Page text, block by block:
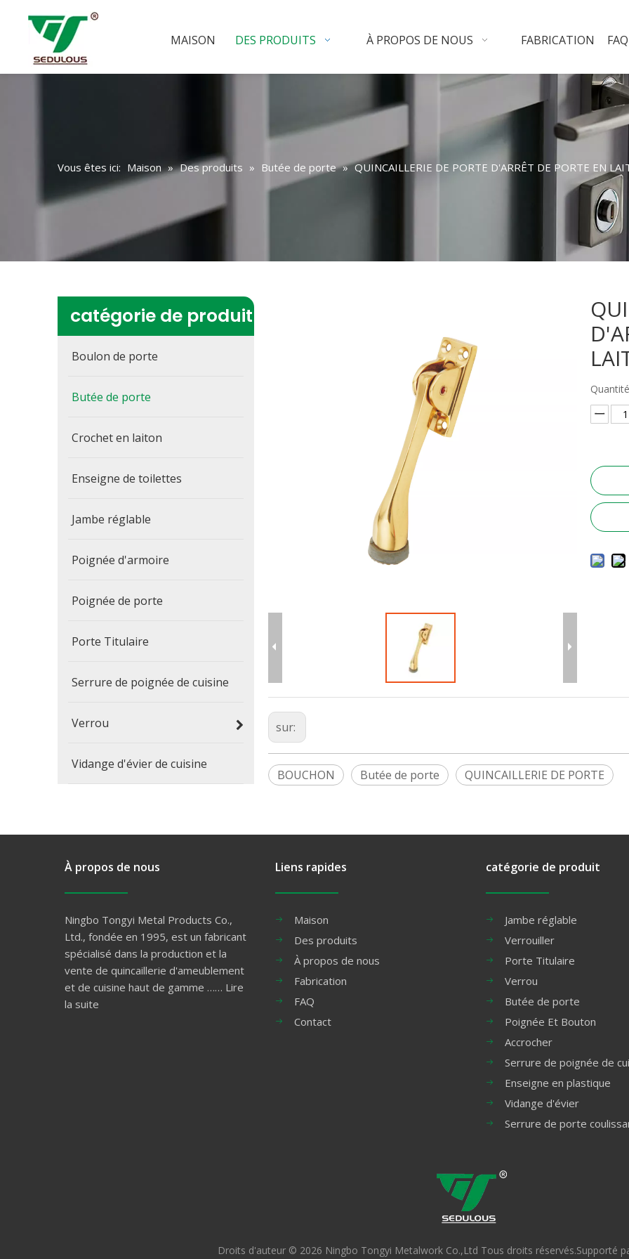
MAISON DES PRODUITS À PROPOS DE NOUS FABRICATION FAQ
Vous êtes ici: Maison » Des produits » Butée de porte » QUINCAILLERIE DE PORTE D'ARRÊT DE PORTE EN
catégorie de produit
Boulon de porte
Butée de porte
Crochet en laiton
Enseigne de toilettes
Jambe réglable
Poignée d'armoire
Poignée de porte
Porte Titulaire
Serrure de poignée de cuisine
Verrou
Vidange d'évier de cuisine
sur:
BOUCHON Butée de porte QUINCAILLERIE DE PORTE
À propos de nous
Ningbo Tongyi Metal Products Co.,
Ltd., fondée en 1995, est un fabricant
spécialisé dans la production et la
vente de quincaillerie d'ameublement
et de cuisine haut de gamme …… Lire
la suite
Liens rapides
Maison
Des produits
À propos de nous
Fabrication
FAQ
Contact
catégorie de produit
Jambe réglable
Verrouiller
Porte Titulaire
Verrou
Butée de porte
Poignée Et Bouton
Accrocher
Serrure de poignée de
Enseigne en plastique
Vidange d'évier
Serrure de porte
Droits d'auteur © 2026 Ningbo Tongyi Metalwork Co.,Ltd Tous droits réservés.Supporté